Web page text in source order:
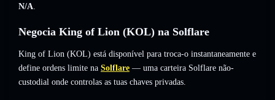
N/A.
Negocia King of Lion (KOL) na Solflare
King of Lion (KOL) está disponível para troca-o instantaneamente e
define ordens limite na Solflare — uma carteira Solflare não-
custodial onde controlas as tuas chaves privadas.